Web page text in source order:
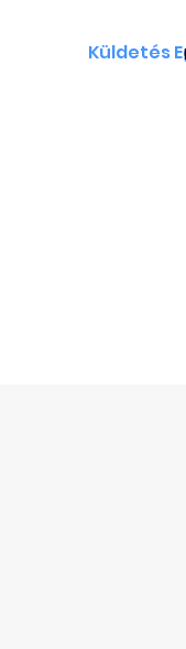
Küldetés